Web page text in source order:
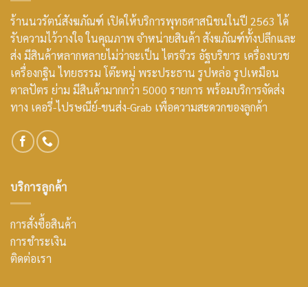
ร้านนวรัตน์สังฆภัณฑ์ เปิดให้บริการพุทธศาสนิชนในปี 2563 ได้
รับความไว้วางใจ ในคุณภาพ จำหน่ายสินค้า สังฆภัณฑ์ทั้งปลีกและ
ส่ง มีสินค้าหลากหลายไม่ว่าจะเป็น ไตรจีวร อัฐบริขาร เครื่องบวช
เครื่องกฐิน ไทยธรรม โต๊ะหมู่ พระประธาน รูปหล่อ รูปเหมือน
ตาลปัตร ย่าม มีสินค้ามากกว่า 5000 รายการ พร้อมบริการจัดส่ง
ทาง เคอรี่-ไปรษณีย์-ขนส่ง-Grab เพื่อความสะดวกของลูกค้า
บริการลูกค้า
การสั่งซื้อสินค้า
การชำระเงิน
ติดต่อเรา